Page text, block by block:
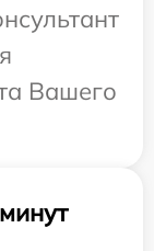
Вашего